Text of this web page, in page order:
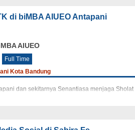
di biMBA AIUEO Antapani
AIUEO
Full Time
Kota Bandung
dan sekitarnya Senantiasa menjaga